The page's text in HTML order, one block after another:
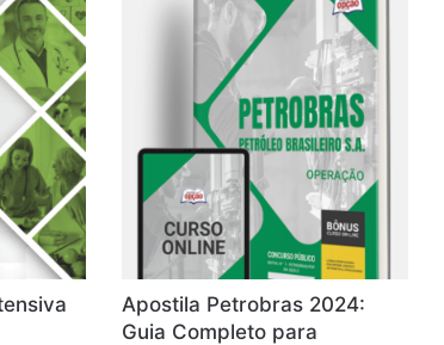
Apostila Petrobras 2024:
Guia Completo para